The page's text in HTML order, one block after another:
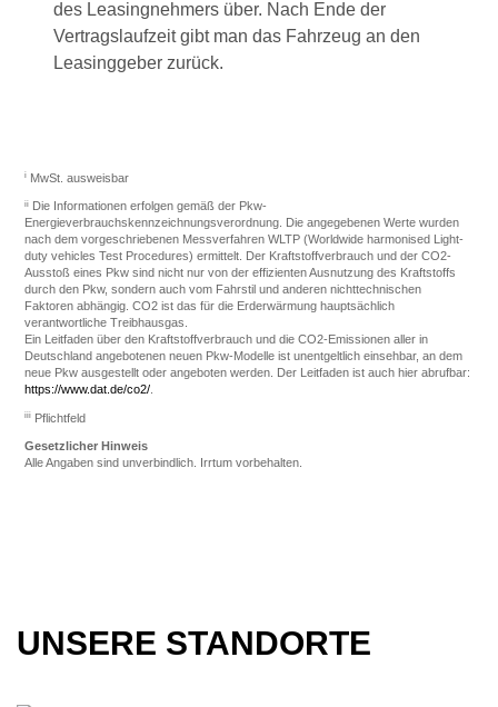
des Leasingnehmers über. Nach Ende der
Vertragslaufzeit gibt man das Fahrzeug an den
Leasinggeber zurück.
i MwSt. ausweisbar
ii Die Informationen erfolgen gemäß der Pkw-
Energieverbrauchskennzeichnungsverordnung. Die angegebenen Werte wurden
nach dem vorgeschriebenen Messverfahren WLTP (Worldwide harmonised Light-
duty vehicles Test Procedures) ermittelt. Der Kraftstoffverbrauch und der CO2-
Ausstoß eines Pkw sind nicht nur von der effizienten Ausnutzung des Kraftstoffs
durch den Pkw, sondern auch vom Fahrstil und anderen nichttechnischen
Faktoren abhängig. CO2 ist das für die Erderwärmung hauptsächlich
verantwortliche Treibhausgas.
Ein Leitfaden über den Kraftstoffverbrauch und die CO2-Emissionen aller in
Deutschland angebotenen neuen Pkw-Modelle ist unentgeltlich einsehbar, an dem
neue Pkw ausgestellt oder angeboten werden. Der Leitfaden ist auch hier abrufbar:
https://www.dat.de/co2/.
iii Pflichtfeld
Gesetzlicher Hinweis
Alle Angaben sind unverbindlich. Irrtum vorbehalten.
UNSERE STANDORTE